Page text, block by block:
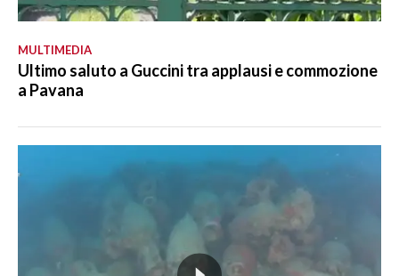
MULTIMEDIA
Ultimo saluto a Guccini tra applausi e commozione
a Pavana